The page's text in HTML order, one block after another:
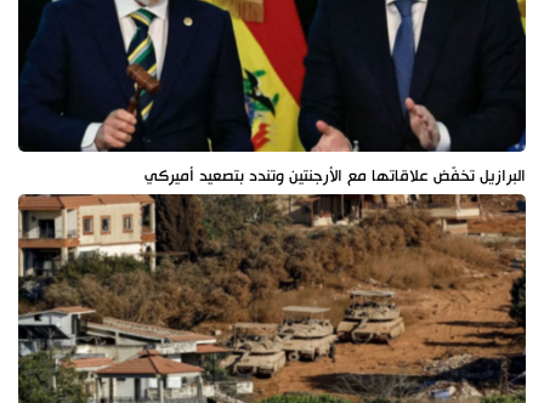
البرازيل تخفّض علاقاتها مع الأرجنتين وتندد بتصعيد أميركي